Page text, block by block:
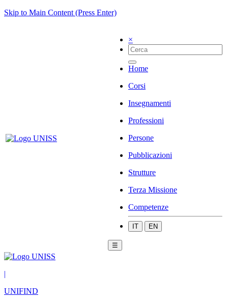
Skip to Main Content (Press Enter)
×
Home
Corsi
Insegnamenti
Professioni
Persone
Pubblicazioni
Strutture
Terza Missione
Competenze
IT EN
☰
|
UNIFIND